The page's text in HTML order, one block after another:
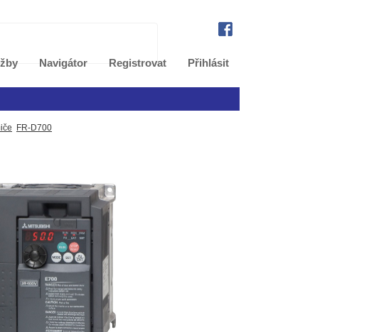
Navigátor Registrovat Přihlásit
FR-D700